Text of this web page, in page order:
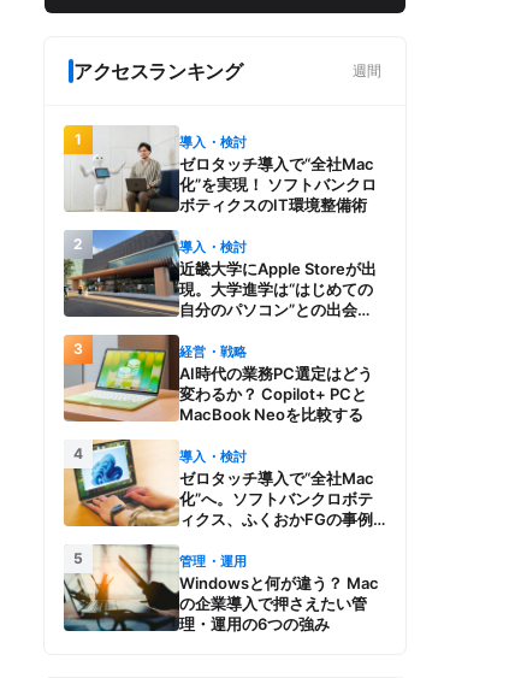
アクセスランキング 週間
1 導入・検討
ゼロタッチ導入で“全社Mac
化”を実現！ ソフトバンクロ
ボティクスのIT環境整備術
2 導入・検討
近畿大学にApple Storeが出
現。大学進学は“はじめての
自分のパソコン”との出会
楽しさを、夏のオープンキャ
ンパスでアピール
3 経営・戦略
AI時代の業務PC選定はどう
変わるか？ Copilot+ PCと
MacBook Neoを比較する
4 導入・検討
ゼロタッチ導入で“全社Mac
化”へ。ソフトバンクロボテ
ィクス、ふくおかFGの事例
週のAppleビジネストレン
ド】
5 管理・運用
Windowsと何が違う？ Mac
の企業導入で押さえたい管
理・運用の6つの強み